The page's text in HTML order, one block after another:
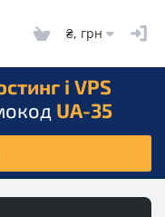
₴, грн
і VPS
UA-35